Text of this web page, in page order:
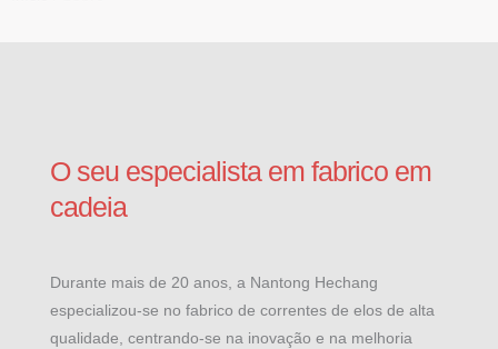
O seu especialista em fabrico em
cadeia
Durante mais de 20 anos, a Nantong Hechang
especializou-se no fabrico de correntes de elos de alta
qualidade, centrando-se na inovação e na melhoria